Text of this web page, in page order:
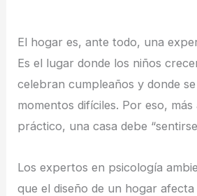
El hogar es, ante todo, una
Es el lugar donde los niños
celebran cumpleaños y donde
momentos difíciles. Por eso, más
práctico, una casa debe
Los expertos en psicología
que el diseño de un hogar afecta